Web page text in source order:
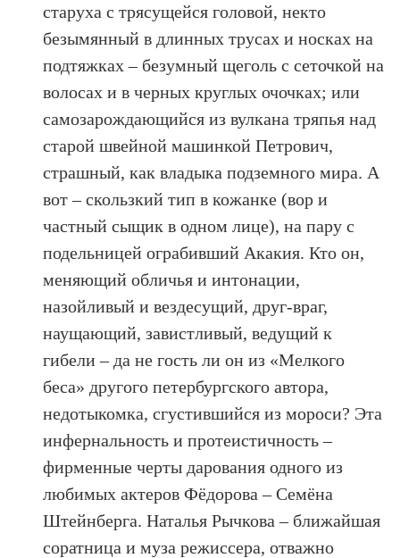
старуха с трясущейся головой, некто
безымянный в длинных трусах и носках на
подтяжках – безумный щеголь с сеточкой на
волосах и в черных круглых очочках; или
самозарождающийся из вулкана тряпья над
старой швейной машинкой Петрович,
страшный, как владыка подземного мира. А
вот – скользкий тип в кожанке (вор и
частный сыщик в одном лице), на пару с
подельницей ограбивший Акакия. Кто он,
меняющий обличья и интонации,
назойливый и вездесущий, друг-враг,
наущающий, завистливый, ведущий к
гибели – да не гость ли он из «Мелкого
беса» другого петербургского автора,
недотыкомка, сгустившийся из мороси? Эта
инфернальность и протеистичность –
фирменные черты дарования одного из
любимых актеров Фёдорова – Семёна
Штейнберга. Наталья Рычкова – ближайшая
соратница и муза режиссера, отважно